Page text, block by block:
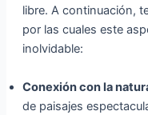
libre. A continuación,
por las cuales este
inolvidable:
Conexión con la
de paisajes